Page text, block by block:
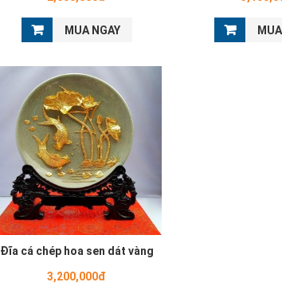
MUA NGAY
Đĩa cá chép hoa sen dát vàng
3,200,000đ